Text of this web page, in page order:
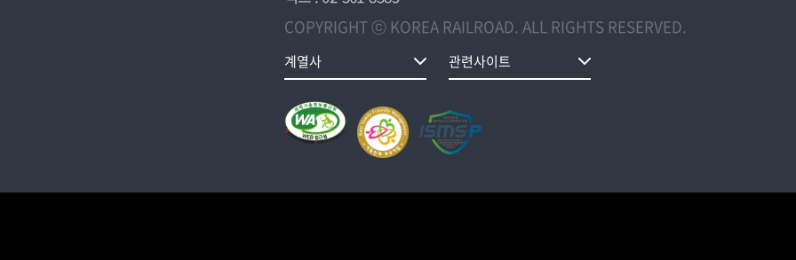
COPYRIGHT ⓒ KOREA RAILROAD. ALL RIGHTS RESERVED.
계열사 관련사이트